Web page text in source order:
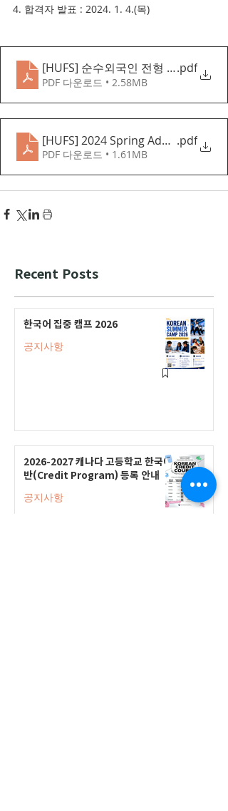
4. 합격자 발표 : 2024. 1. 4.(목)
[HUFS] 순수외국인 전형 홍보자료
.pdf
PDF 다운로드 • 2.58MB
[HUFS] 2024 Spring Admission
.pdf
PDF 다운로드 • 1.61MB
Recent Posts
한국어 집중 캠프 2026
공지사항
2026-2027 캐나다 고등학교 한국어
반(Credit Program) 등록 안내
공지사항